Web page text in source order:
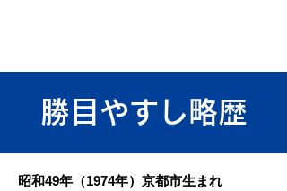
​勝目やすし略歴
昭和49年（1974年）京都市生まれ